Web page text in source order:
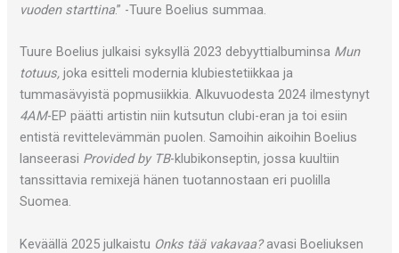
vuoden starttina.” -Tuure Boelius summaa.
Tuure Boelius julkaisi syksyllä 2023 debyyttialbuminsa Mun
totuus, joka esitteli modernia klubiestetiikkaa ja
tummasävyistä popmusiikkia. Alkuvuodesta 2024 ilmestynyt
4AM-EP päätti artistin niin kutsutun clubi-eran ja toi esiin
entistä revittelevämmän puolen. Samoihin aikoihin Boelius
lanseerasi Provided by TB-klubikonseptin, jossa kuultiin
tanssittavia remixejä hänen tuotannostaan eri puolilla
Suomea.
Keväällä 2025 julkaistu Onks tää vakavaa?avasi Boeliuksen